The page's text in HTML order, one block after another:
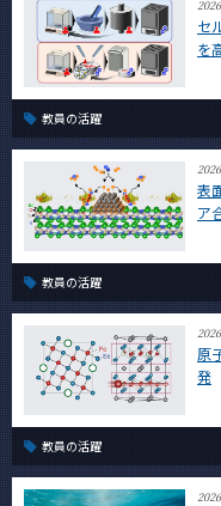
セ
を
教員の活躍
表
ア
教員の活躍
原
発
教員の活躍